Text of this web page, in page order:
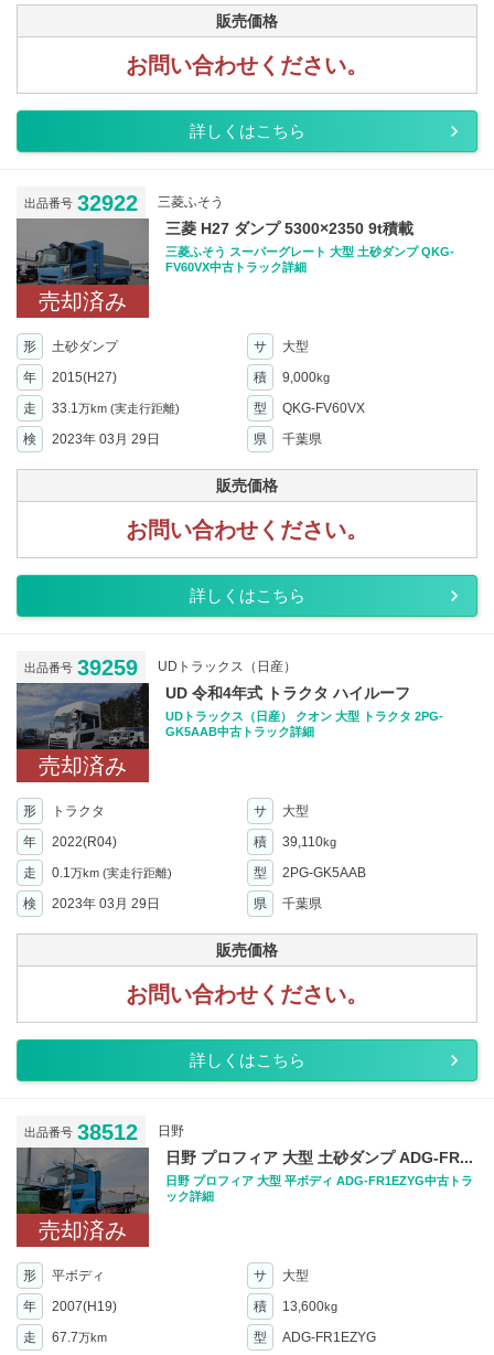
販売価格
お問い合わせください。
詳しくはこちら
出品番号 32922 三菱ふそう
売却済み
三菱 H27 ダンプ 5300×2350 9t積載
三菱ふそう スーパーグレート 大型 土砂ダンプ QKG-
FV60VX中古トラック詳細
形 土砂ダンプ サ
大型
年
2015(H27) 積 9,000kg
走 33.1 万km (実走行距離) 型
QKG-FV60VX
検
2023年 03月 29日 県 千葉県
販売価格
お問い合わせください。
詳しくはこちら
出品番号 39259 UDトラックス（日産）
売却済み
UD 令和4年式 トラクタ ハイルーフ
UDトラックス（日産） クオン 大型 トラクタ 2PG-
GK5AAB中古トラック詳細
形 トラクタ サ
大型
年
2022(R04) 積 39,110kg
走 0.1 万km (実走行距離) 型
2PG-GK5AAB
検
2023年 03月 29日 県 千葉県
販売価格
お問い合わせください。
詳しくはこちら
出品番号 38512 日野
売却済み
日野 プロフィア 大型 土砂ダンプ ADG-FR...
日野 プロフィア 大型 平ボディ ADG-FR1EZYG中古トラ
ック詳細
形 平ボディ サ
大型
年
2007(H19) 積 13,600kg
走 67.7万km 型
ADG-FR1EZYG